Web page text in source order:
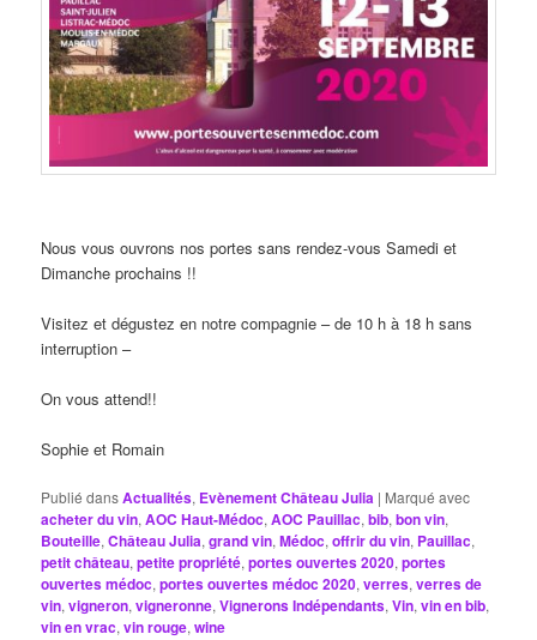
Nous vous ouvrons nos portes sans rendez-vous Samedi et
Dimanche prochains !!
Visitez et dégustez en notre compagnie – de 10 h à 18 h sans
interruption –
On vous attend!!
Sophie et Romain
Publié dansActualités, Evènement Château Julia | Marqué avec
acheter du vin,AOC Haut-Médoc,AOC Pauillac,bib,bon vin,
Bouteille,Château Julia,grand vin,Médoc,offrir du vin, Pauillac,
petit château,petite propriété,portes ouvertes 2020,portes
ouvertes médoc,portes ouvertes médoc 2020,verres,verres de
vin,vigneron,vigneronne,Vignerons Indépendants,Vin,vin en bib,
vin en vrac,vin rouge,wine